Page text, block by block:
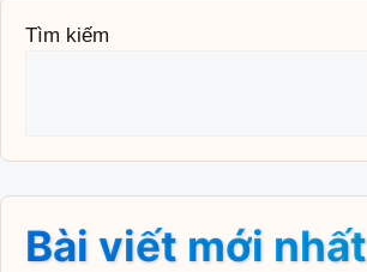
Tìm kiếm
Bài viết mới nhất